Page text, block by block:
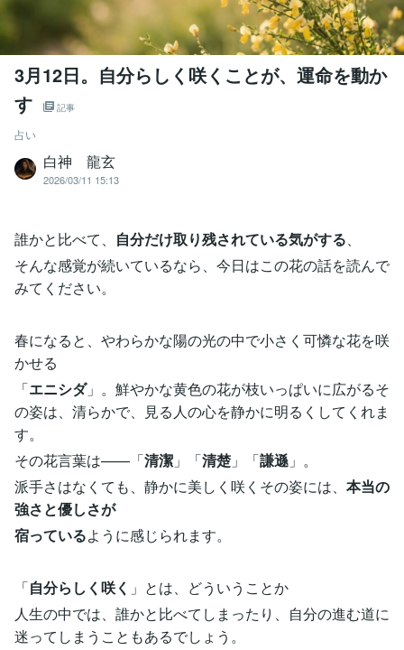
3月12日。自分らしく咲くことが、運命を動か
す
記事
占い
白神 龍玄
2026/03/11 15:13
誰かと比べて、 自分だけ取り残されている気がする、
そんな感覚が続いているなら、今日はこの花の話を読んで
みてください。
春になると、やわらかな陽の光の中で小さく可憐な花を咲
かせる
「エニシダ」。鮮やかな黄色の花が枝いっぱいに広がるそ
の姿は、清らかで、見る人の心を静かに明るくしてくれま
す。
その花言葉は——「清潔 」「清楚」「謙遜 」。
派手さはなくても、静かに美しく咲くその姿には、 本当の
強さと優しさが
宿っているように感じられます。
「自分らしく咲く 」とは、どういうことか
人生の中では、誰かと比べてしまったり、自分の進む道に
迷ってしまうこともあるでしょう。